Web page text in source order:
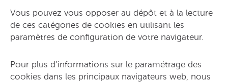
Vous pouvez vous opposer au dépôt et à la lecture
de ces catégories de cookies en utilisant les
paramètres de configuration de votre navigateur.
Pour plus d’informations sur le paramétrage des
cookies dans les principaux navigateurs web, nous